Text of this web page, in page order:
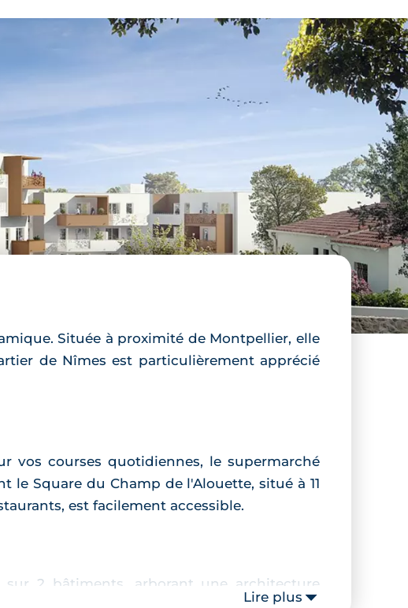
Située à proximité de Montpellier, elle
de Nîmes est particulièrement apprécié
vos courses quotidiennes, le supermarché
le Square du Champ de l'Alouette, situé à 11
est facilement accessible.
sur 2 bâtiments, arborant une architecture
Lire plus